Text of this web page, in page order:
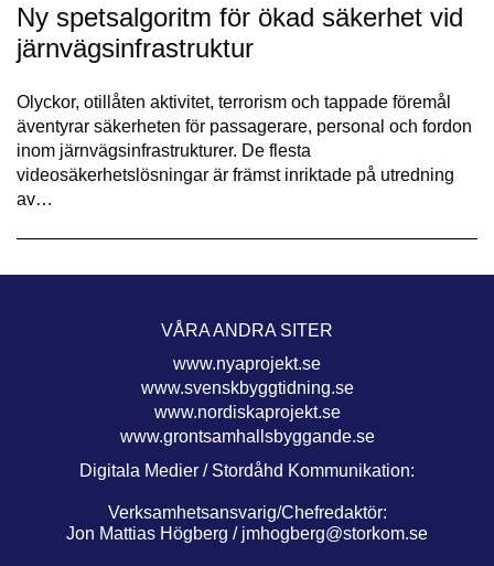
Ny spetsalgoritm för ökad säkerhet vid
järnvägsinfrastruktur
Olyckor, otillåten aktivitet, terrorism och tappade föremål
äventyrar säkerheten för passagerare, personal och fordon
inom järnvägsinfrastrukturer. De flesta
videosäkerhetslösningar är främst inriktade på utredning
av…
VÅRA ANDRA SITER
www.nyaprojekt.se
www.svenskbyggtidning.se
www.nordiskaprojekt.se
www.grontsamhallsbyggande.se
Digitala Medier / Stordåhd Kommunikation:
Verksamhetsansvarig/Chefredaktör:
Jon Mattias Högberg / jmhogberg@storkom.se